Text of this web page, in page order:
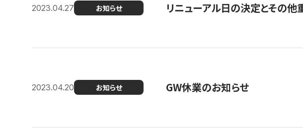
2023.04.27 お知らせ リニューアル日の決定とその他
2023.04.20 お知らせ GW休業のお知らせ